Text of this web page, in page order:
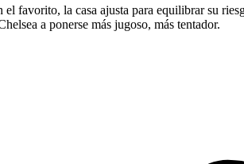
favorito, la casa ajusta para equilibrar su
a ponerse más jugoso, más tentador.